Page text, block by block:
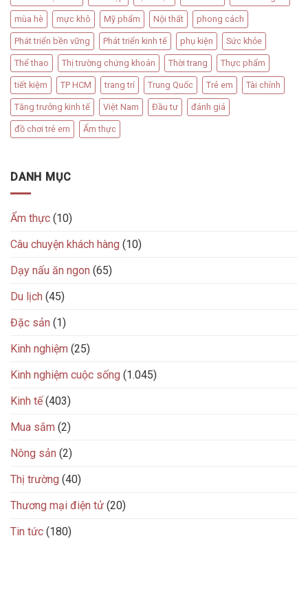
mùa hè mực khô Mỹ phẩm Nội thất phong cách
Phát triển bền vững Phát triển kinh tế phụ kiện Sức khỏe
Thể thao Thị trường chứng khoán Thời trang Thực phẩm
tiết kiệm TP HCM trang trí Trung Quốc Trẻ em Tài chính
Tăng trưởng kinh tế Việt Nam Đầu tư đánh giá
đồ chơi trẻ em Ẩm thực
DANH MỤC
Ẩm thực (10)
Câu chuyện khách hàng (10)
Dạy nấu ăn ngon (65)
Du lịch (45)
Đặc sản (1)
Kinh nghiệm (25)
Kinh nghiệm cuộc sống (1.045)
Kinh tế(403)
Mua sắm (2)
Nông sản (2)
Thị trường (40)
Thương mại điện tử (20)
Tin tức (180)